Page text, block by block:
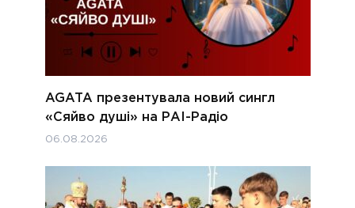
AGATA презентувала новий сингл
«Сяйво душі» на РАІ-Радіо
06.08.2026